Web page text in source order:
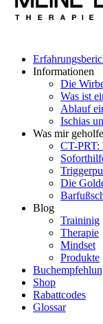
Informationen
Die
Was ist
Ablauf
Ischias
Was mir
CT-PRT:
Die
Blog
Traininig
Therapie
Mindset
Produkte
Shop
Rabattcodes
Glossar